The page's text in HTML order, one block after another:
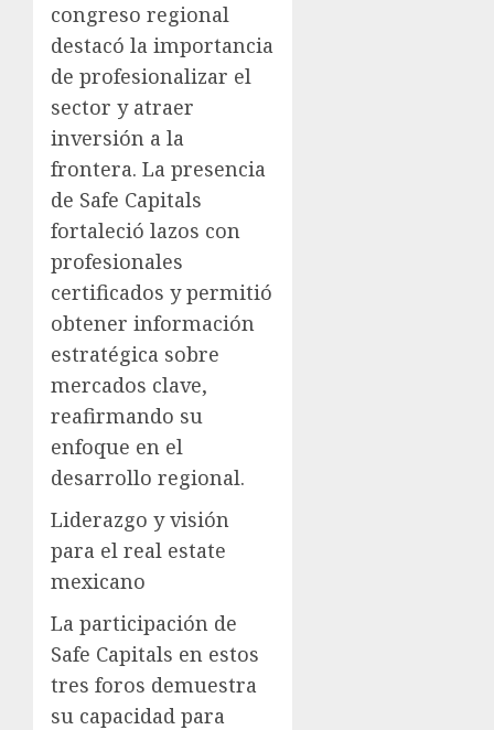
congreso regional
destacó la importancia
de profesionalizar el
sector y atraer
inversión a la
frontera. La presencia
de Safe Capitals
fortaleció lazos con
profesionales
certificados y permitió
obtener información
estratégica sobre
mercados clave,
reafirmando su
enfoque en el
desarrollo regional.
Liderazgo y visión
para el real estate
mexicano
La participación de
Safe Capitals en estos
tres foros demuestra
su capacidad para